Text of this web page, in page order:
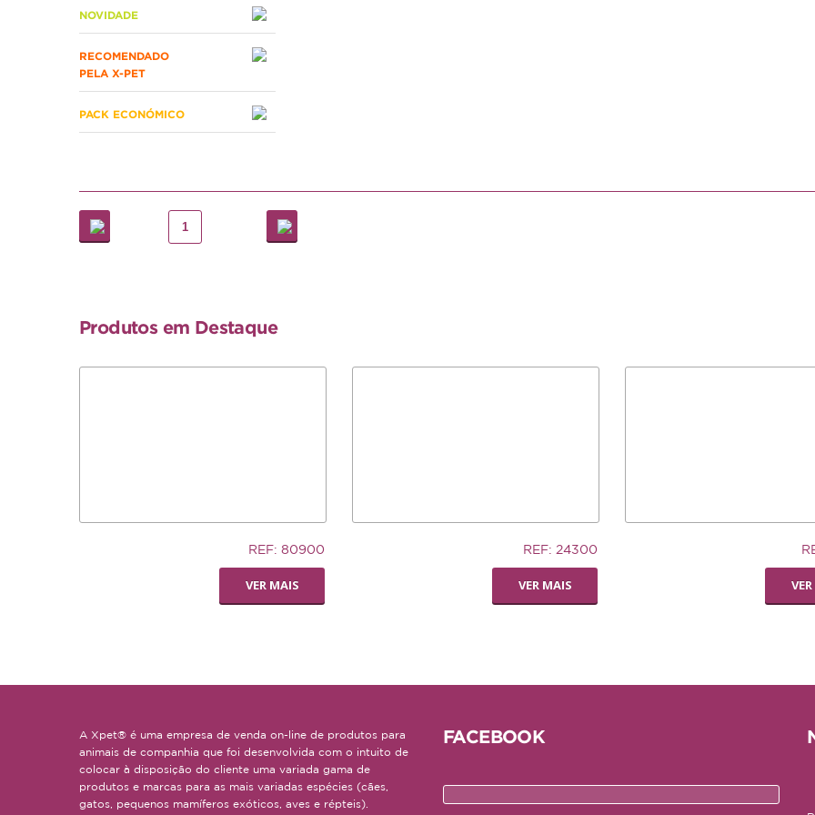
NOVIDADE
RECOMENDADO
PELA X-PET
PACK ECONÓMICO
1
Produtos em Destaque
REF: 80900
VER MAIS
REF: 24300
VER MAIS
A Xpet® é uma empresa de venda on-line de produtos para
animais de companhia que foi desenvolvida com o intuito de
colocar à disposição do cliente uma variada gama de
produtos e marcas para as mais variadas espécies (cães,
gatos, pequenos mamíferos exóticos, aves e répteis).
FACEBOOK